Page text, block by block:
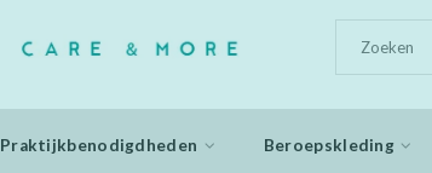
Praktijkbenodigdheden Beroepskleding